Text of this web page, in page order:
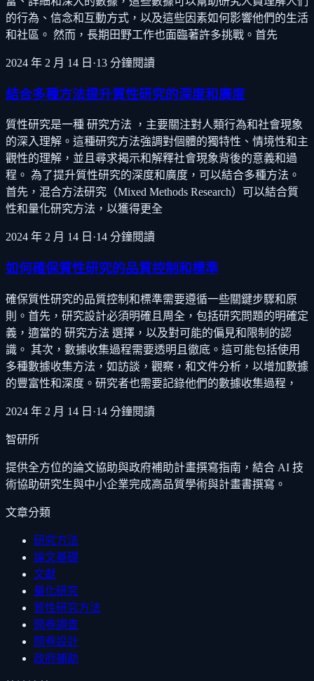
的行為、信念和互動方式，以及這些因素如何影響他們的生活
和社區。 然而，長期田野工作也面臨著許多挑戰。首先
2024 年 2 月 14 日 ·13 分鐘閱讀
結合多種方法提升質性研究的深度和廣度
質性研究是一種 研究方法 ，主要關注對人類行為和社會現象
的深入理解。這種研究方法強調對個體的獨特性、情境性和主
觀性的理解，並且尋求揭示和解釋社會現象背後的意義和過
程。 為了提升質性研究的深度和廣度，可以結合多種方法。
首先，混合方法研究（Mixed Methods Research）可以結合質
性和量化研究方法，以獲得更全
2024 年 2 月 14 日 ·14 分鐘閱讀
如何確保質性研究的品質控制和標準
確保質性研究的品質控制和標準需要遵循一些關鍵步驟和原
則。首先，研究設計必須明確且周全，包括研究問題的明確定
義，適當的 研究方法 選擇，以及對可能的偏見和限制的認
識。 其次，數據收集過程需要透明且徹底。這可能包括使用
多種數據收集方法，如訪談，觀察，和文件分析，以增加數據
的豐富性和深度。研究者也需要記錄他們的數據收集過程，
2024 年 2 月 14 日 ·14 分鐘閱讀
智研所
提供全方位的論文協助與政府補助計畫撰寫指南，結合 AI 技
術協助研究生與中小企業完成高品質學術與計畫書撰寫。
文章分類
研究方法
論文基礎
文獻
量化研究
質性研究方法
問卷調查
問卷設計
政府補助